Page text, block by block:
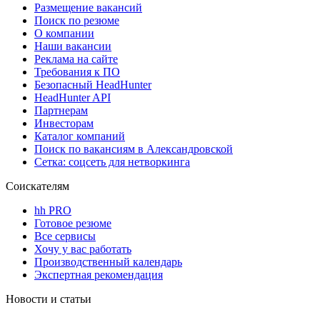
Размещение вакансий
Поиск по резюме
О компании
Наши вакансии
Реклама на сайте
Требования к ПО
Безопасный HeadHunter
HeadHunter API
Партнерам
Инвесторам
Каталог компаний
Поиск по вакансиям в Александровской
Сетка: соцсеть для нетворкинга
Соискателям
hh PRO
Готовое резюме
Все сервисы
Хочу у вас работать
Производственный календарь
Экспертная рекомендация
Новости и статьи